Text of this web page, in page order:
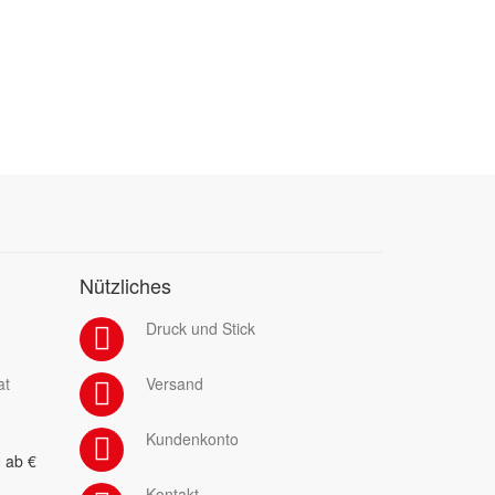
ab €
Nützliches
Druck und Stick
Versand
Kundenkonto